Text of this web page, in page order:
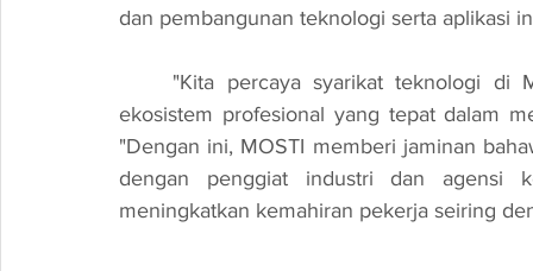
dan pembangunan teknologi serta aplikasi
ekosistem profesional yang tepat dalam
"Dengan ini, MOSTI memberi jaminan
dengan penggiat industri dan agensi
meningkatkan kemahiran pekerja seiring